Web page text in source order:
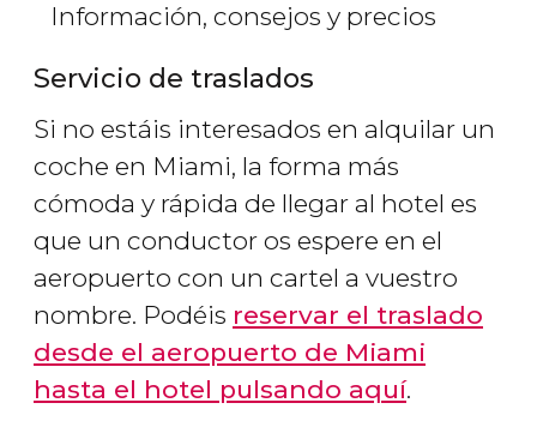
Información, consejos y precios
Servicio de traslados
Si no estáis interesados en alquilar un
coche en Miami, la forma más
cómoda y rápida de llegar al hotel es
que un conductor os espere en el
aeropuerto con un cartel a vuestro
nombre. Podéis reservar el traslado
desde el aeropuerto de Miami
hasta el hotel pulsando aquí.